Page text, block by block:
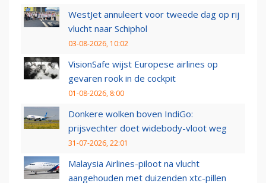
WestJet annuleert voor tweede dag op rij
vlucht naar Schiphol
03-08-2026, 10:02
VisionSafe wijst Europese airlines op
gevaren rook in de cockpit
01-08-2026, 8:00
Donkere wolken boven IndiGo:
prijsvechter doet widebody-vloot weg
31-07-2026, 22:01
Malaysia Airlines-piloot na vlucht
aangehouden met duizenden xtc-pillen